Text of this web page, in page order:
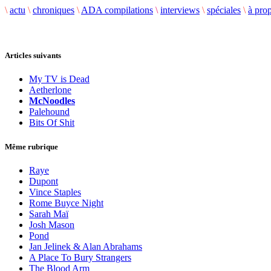
\ actu \ chroniques \ ADA compilations \ interviews \ spéciales \ à
Articles suivants
My TV is Dead
Aetherlone
McNoodles
Palehound
Bits Of Shit
Même rubrique
Raye
Dupont
Vince Staples
Rome Buyce Night
Sarah Maï
Josh Mason
Pond
Jan Jelinek & Alan Abrahams
A Place To Bury Strangers
The Blood Arm